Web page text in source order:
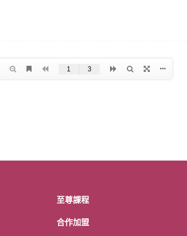
至尊課程
合作加盟